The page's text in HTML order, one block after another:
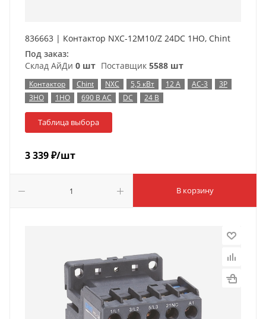
836663 | Контактор NXC-12M10/Z 24DC 1НO, Chint
Под заказ:
Склад АйДи 0 шт Поставщик 5588 шт
Контактор Chint NXC 5,5 кВт 12 А AC-3
3P
3НО
1НО 690 В AC DC 24 В
Таблица выбора
3 339₽/шт
В корзину